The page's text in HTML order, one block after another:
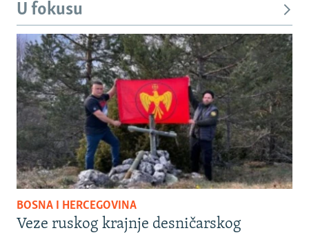
U fokusu
BOSNA I HERCEGOVINA
Veze ruskog krajnje desničarskog